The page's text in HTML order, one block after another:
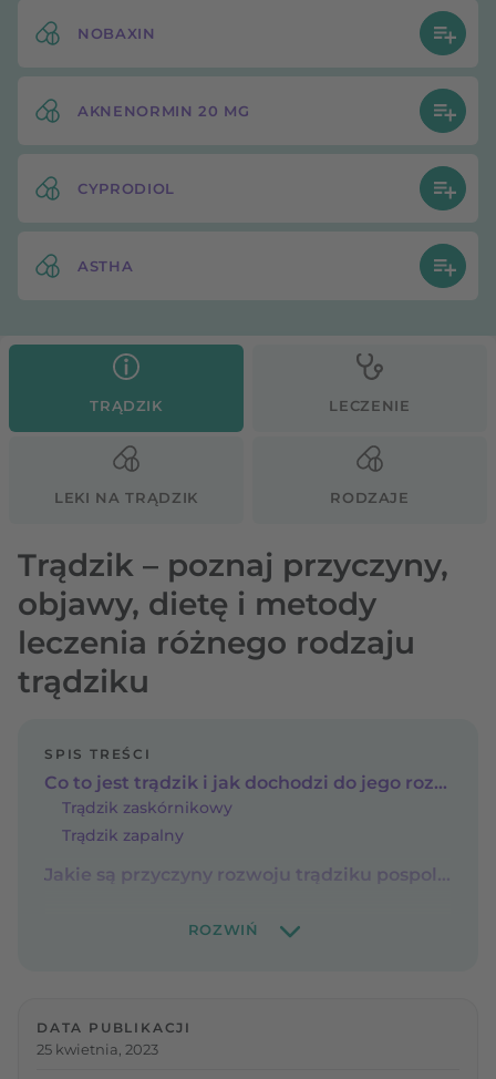
NOBAXIN
AKNENORMIN 20 MG
CYPRODIOL
ASTHA
TRĄDZIK LECZENIE
LEKI NA TRĄDZIK RODZAJE
Trądzik – poznaj przyczyny,
objawy, dietę i metody
leczenia różnego rodzaju
trądziku
SPIS TREŚCI
Co to jest trądzik i jak dochodzi do jego rozwoju?
Trądzik zaskórnikowy
Trądzik zapalny
Jakie są przyczyny rozwoju trądziku pospolitego?
DATA PUBLIKACJI
25 kwietnia, 2023